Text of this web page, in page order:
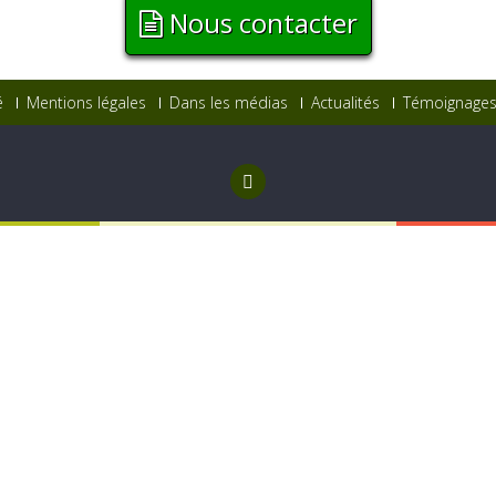
Nous contacter
Mentions légales Dans les médias Actualités